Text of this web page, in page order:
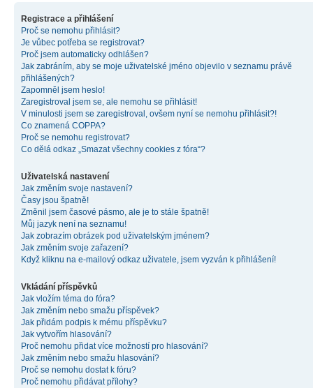
Registrace a přihlášení
Proč se nemohu přihlásit?
Je vůbec potřeba se registrovat?
Proč jsem automaticky odhlášen?
Jak zabráním, aby se moje uživatelské jméno objevilo v seznamu právě
přihlášených?
Zapomněl jsem heslo!
Zaregistroval jsem se, ale nemohu se přihlásit!
V minulosti jsem se zaregistroval, ovšem nyní se nemohu přihlásit?!
Co znamená COPPA?
Proč se nemohu registrovat?
Co dělá odkaz „Smazat všechny cookies z fóra“?
Uživatelská nastavení
Jak změním svoje nastavení?
Časy jsou špatně!
Změnil jsem časové pásmo, ale je to stále špatně!
Můj jazyk není na seznamu!
Jak zobrazím obrázek pod uživatelským jménem?
Jak změním svoje zařazení?
Když kliknu na e-mailový odkaz uživatele, jsem vyzván k přihlášení!
Vkládání příspěvků
Jak vložím téma do fóra?
Jak změním nebo smažu příspěvek?
Jak přidám podpis k mému příspěvku?
Jak vytvořím hlasování?
Proč nemohu přidat více možností pro hlasování?
Jak změním nebo smažu hlasování?
Proč se nemohu dostat k fóru?
Proč nemohu přidávat přílohy?